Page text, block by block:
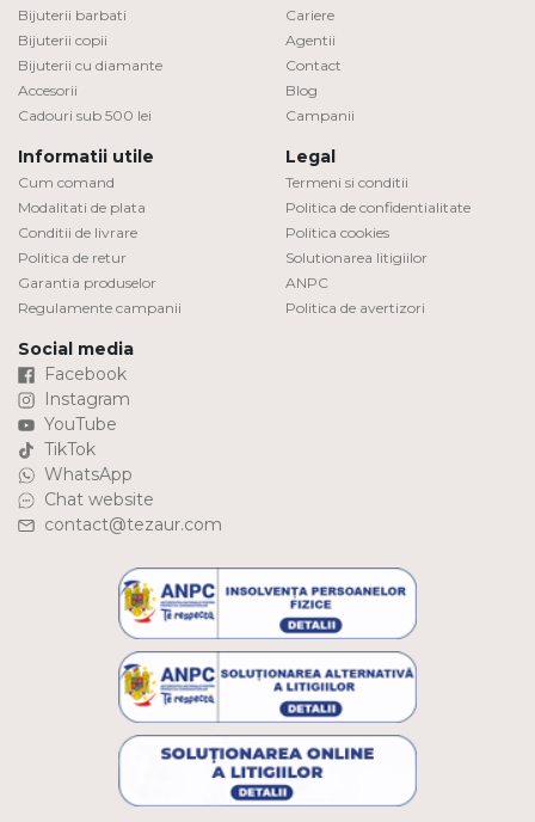
Bijuterii barbati
Bijuterii copii
Bijuterii cu diamante
Accesorii
Cadouri sub 500 lei
Cariere
Agentii
Contact
Blog
Campanii
Informatii utile
Cum comand
Modalitati de plata
Conditii de livrare
Politica de retur
Garantia produselor
Regulamente campanii
Legal
Termeni si conditii
Politica de confidentialitate
Politica cookies
Solutionarea litigiilor
ANPC
Politica de avertizori
Social media
Facebook
Instagram
YouTube
TikTok
WhatsApp
Chat website
contact@tezaur.com